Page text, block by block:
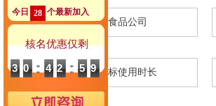
恭喜**米餐饮成功代账
恭喜杭州**网络科技高新申报成功
恭喜张总核名成功
今日 28 个最新加入
核名优惠仅剩
30 42 58
食品公司
商标使用时长